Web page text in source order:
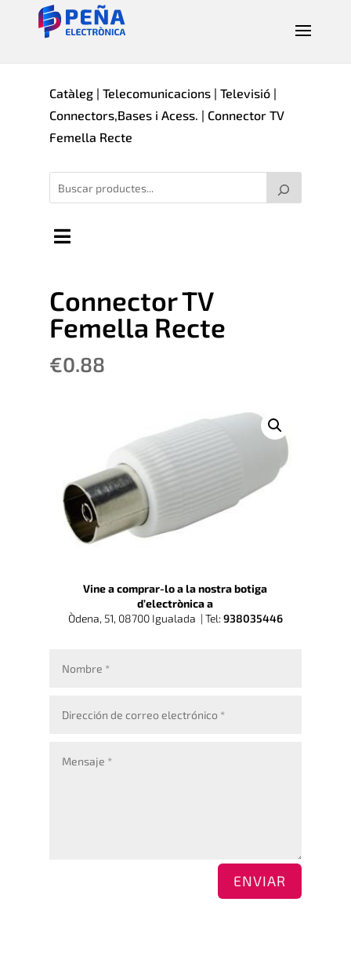
Catàleg| Telecomunicacions| Televisió|
Connectors,Bases i Acess. | Connector TV
Femella Recte
Connector TV
Femella Recte
€0.88
Vine a comprar-lo a la nostra botiga
d’electrònica a
Òdena, 51, 08700 Igualada | Tel: 938035446
ENVIAR